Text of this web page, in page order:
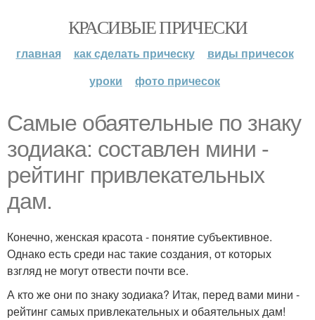
КРАСИВЫЕ ПРИЧЕСКИ
главная как сделать прическу
виды причесок
уроки
фото причесок
Самые обаятельные по знаку
зодиака: составлен мини -
рейтинг привлекательных
дам.
Конечно, женская красота - понятие субъективное.
Однако есть среди нас такие создания, от которых
взгляд не могут отвести почти все.
А кто же они по знаку зодиака? Итак, перед вами мини -
рейтинг самых привлекательных и обаятельных дам!